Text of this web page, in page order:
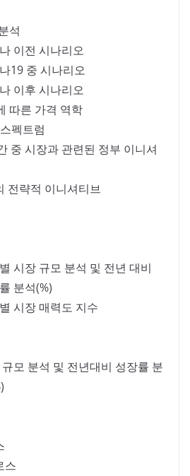
석
이전 시나리오
19 중 시나리오
이후 시나리오
따른 가격 역학
펙트럼
중 시장과 관련된 정부 이니셔
전략적 이니셔티브
시장 규모 분석 및 전년 대비
분석(%)
시장 매력도 지수
모 분석 및 전년대비 성장률 분
스